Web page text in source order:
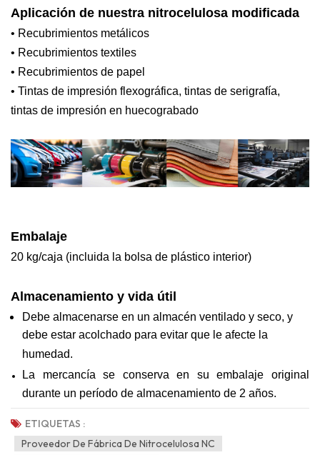
Aplicación de nuestra nitrocelulosa modificada
• Recubrimientos metálicos
• Recubrimientos textiles
• Recubrimientos de papel
• Tintas de impresión flexográfica, tintas de serigrafía,
tintas de impresión en huecograbado
Embalaje
20 kg/caja (incluida la bolsa de plástico interior)
Almacenamiento y vida útil
Debe almacenarse en un almacén ventilado y seco, y
debe estar acolchado para evitar que le afecte la
humedad.
La mercancía se conserva en su embalaje original
durante un período de almacenamiento de 2 años.
ETIQUETAS :
Proveedor De Fábrica De Nitrocelulosa NC